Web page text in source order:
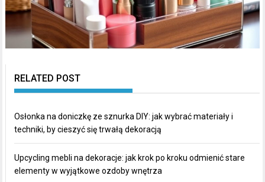
RELATED POST
Osłonka na doniczkę ze sznurka DIY: jak wybrać materiały i
techniki, by cieszyć się trwałą dekoracją
Upcycling mebli na dekoracje: jak krok po kroku odmienić stare
elementy w wyjątkowe ozdoby wnętrza